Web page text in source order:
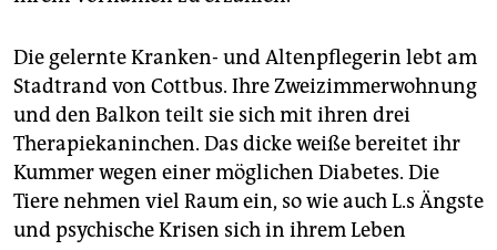
Die gelernte Kranken- und Altenpflegerin lebt am
Stadtrand von Cottbus. Ihre Zweizimmerwohnung
und den Balkon teilt sie sich mit ihren drei
Therapiekaninchen. Das dicke weiße bereitet ihr
Kummer wegen einer möglichen Diabetes. Die
Tiere nehmen viel Raum ein, so wie auch L.s Ängste
und psychische Krisen sich in ihrem Leben